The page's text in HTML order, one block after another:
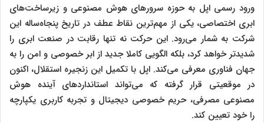
ورود رسمی اپل به حوزه سرورهای هوش مصنوعی و زیرساخت‌های
ابری اختصاصی، یکی از مهم‌ترین نقاط عطف در تاریخ پنجاه‌ساله این
شرکت به شمار می‌رود. این حرکت نه تنها رقابت در صنعت ابری را
شدیدتر خواهد کرد، بلکه الگویی کاملا جدید از ابر خصوصی و امن را به
جهان فناوری معرفی می‌کند. اپل با تکمیل این زنجیره استقلال، اکنون
در موقعیتی قرار گرفته که می‌تواند استانداردهای آینده هوش
مصنوعی مصرفی، حریم خصوصی دیجیتال و تجربه کاربری یکپارچه
را خود تعیین کند.